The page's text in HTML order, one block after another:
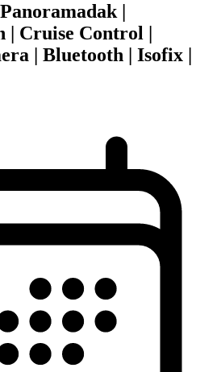
|
| Cruise Control |
| Bluetooth | Isofix |